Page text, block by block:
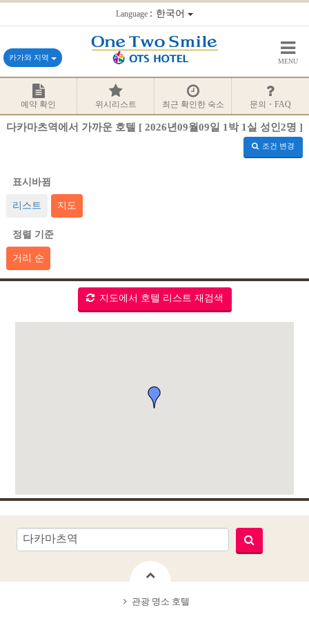
Language：한국어
카가와 지역 MENU
예약 확인 위시리스트 최근 확인한 숙소 문의・FAQ
다카마츠역에서 가까운 호텔 [ 2026년09월09일 1박 1실 성인2명 ]
조건 변경
표시바뀜
리스트 지도
정렬 기준
거리 순
지도에서 호텔 리스트 재검색
관광 명소 호텔